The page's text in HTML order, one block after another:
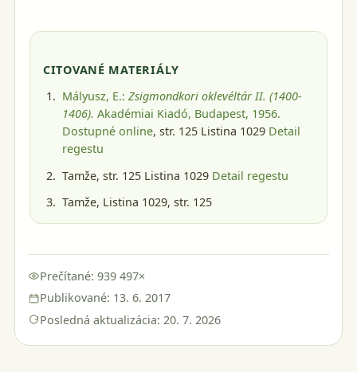
CITOVANÉ MATERIÁLY
Mályusz, E.: Zsigmondkori oklevéltár II. (1400-
1406). Akadémiai Kiadó, Budapest, 1956.
Dostupné online, str. 125 Listina 1029 Detail
regestu
Tamže, str. 125 Listina 1029 Detail regestu
Tamže, Listina 1029, str. 125
Prečítané: 939 497×
Publikované: 13. 6. 2017
Posledná aktualizácia: 20. 7. 2026